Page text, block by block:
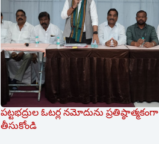
పట్టభద్రుల ఓటర్ల నమోదును ప్రతిష్ఠాత్మకంగా
తీసుకోండి